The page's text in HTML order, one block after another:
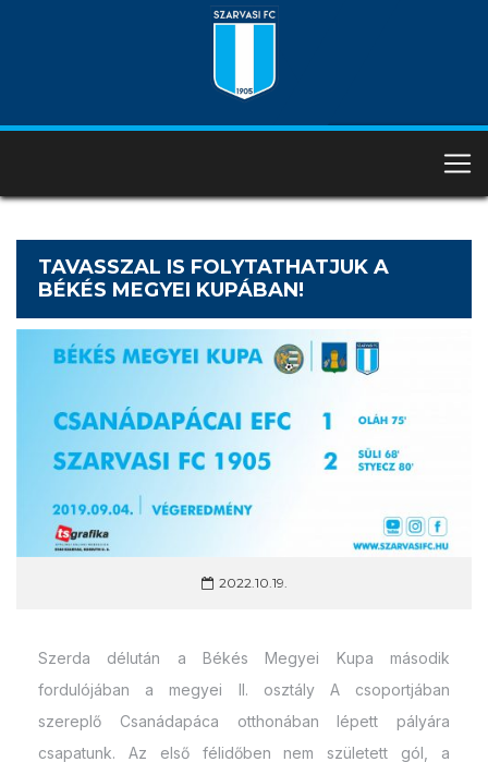
TAVASSZAL IS FOLYTATHATJUK A
BÉKÉS MEGYEI KUPÁBAN!
2022.10.19.
Szerda délután a Békés Megyei Kupa második
fordulójában a megyei II. osztály A csoportjában
szereplő Csanádapáca otthonában lépett pályára
csapatunk. Az első félidőben nem született gól, a